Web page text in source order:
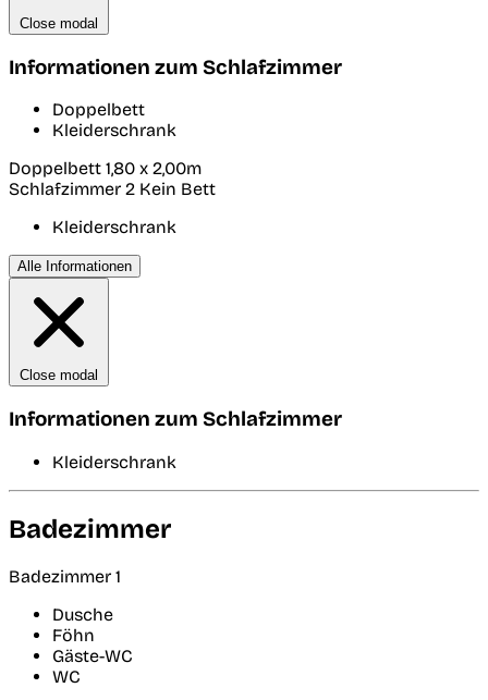
Close modal
Informationen zum Schlafzimmer
Doppelbett
Kleiderschrank
Doppelbett 1,80 x 2,00m
Schlafzimmer 2 Kein Bett
Kleiderschrank
Alle Informationen
Close modal
Informationen zum Schlafzimmer
Kleiderschrank
Badezimmer
Badezimmer 1
Dusche
Föhn
Gäste-WC
WC